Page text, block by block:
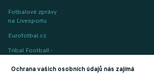
Fotbalové zprávy
na Livesportu
Eurofotbal.cz
Tribal Football -
(EN)
Ochrana vašich osobních údajů nás zajímá